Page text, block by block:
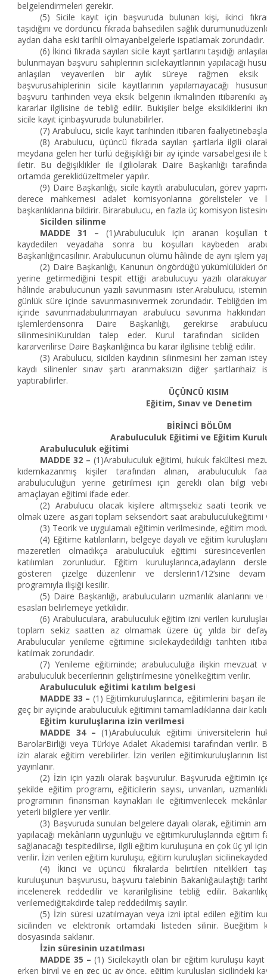
belgelendirmeleri gerekir.
(5) Sicile kayıt için başvuruda bulunan kişi, ikinci
taşıdığını ve dördüncü fıkrada bahsedilen sağlık
aydan daha eski tarihli olmayanbelgelerle ispatlamak zorundadır.
(6) İkinci fıkrada sayılan sicile kayıt şartlarını taşıdığı
bulunmayan başvuru sahiplerinin sicilekayıtlarının yapılacağı
anlaşılan veyaverilen bir aylık süreye rağmen eksik
başvurusahiplerinin sicile kayıtlarının yapılamayacağı
başvuru tarihinden veya eksik belgenin ikmalinden itibareniki
kararlar ilgilisine de tebliğ edilir. Bukişiler belge eksikliklerini
sicile kayıt içinbaşvuruda bulunabilirler.
(7) Arabulucu, sicile kayıt tarihinden itibaren
(8) Arabulucu, üçüncü fıkrada sayılan şartlarla ilgili
meydana gelen her türlü değişikliği bir ay içinde varsabelgesi ile
iletir. Bu değişiklikler ile ilgiliolarak Daire Başkanlığı
ortamda gereklidüzeltmeler yapılır.
(9) Daire Başkanlığı, sicile kayıtlı arabulucuları, görev
derece mahkemesi adalet komisyonlarına görelisteler ve
başkanlıklarına bildirir. Birarabulucu, en fazla üç komisyon
Sicilden silinme
MADDE 31 – (1)Arabuluculuk için aranan koşulları
kaydedilen veyadaha sonra bu koşulları kaybeden
Başkanlığıncasilinir. Arabulucunun ölümü hâlinde de aynı işlem
(2) Daire Başkanlığı, Kanunun öngördüğü yükümlülükleri
yerine getirmediğini tespit ettiği arabulucuyu yazılı
hâlinde arabulucunun yazılı savunmasını ister.Arabulucu,
günlük süre içinde savunmasınıvermek zorundadır. Tebliğden
içinde savunmadabulunmayan arabulucu savunma
işlemlerdensonra Daire Başkanlığı, gerekirse
silinmesiniKuruldan talep eder. Kurul tarafından
kararverilirse Daire Başkanlığınca bu karar ilgilisine tebliğ edilir.
(3) Arabulucu, sicilden kaydının silinmesini her zaman
kaydı silinenler sınav şartı aranmaksızın diğer şartlarıhaiz
yaptırabilirler.
ÜÇÜNCÜ KISIM
Eğitim, Sınav ve Denetim
BİRİNCİ BÖLÜM
Arabuluculuk Eğitimi ve Eğitim
Arabuluculuk eğitimi
MADDE 32 – (1)Arabuluculuk eğitimi, hukuk fakültesi
kıdemkazanmış kişiler tarafından alınan, arabuluculuk
arabuluculuğun yerine getirilmesi için gerekli olan bilgi
amaçlayan eğitimi ifade eder.
(2) Arabulucu olacak kişilere altmışsekiz saati teorik ve
olmak üzere asgari toplam seksendört saat arabuluculukeğitimi
(3) Teorik ve uygulamalı eğitimin verilmesinde, eğitim
(4) Eğitime katılanların, belgeye dayalı ve eğitim
mazeretleri olmadıkça arabuluculuk eğitimi
katılımları zorunludur. Eğitim kuruluşlarınca,adayların
gösteren çizelge düzenlenir ve derslerin1/12’sine
programıyla ilişiği kesilir.
(5) Daire Başkanlığı, arabulucuların uzmanlık alanlarını
esasları belirlemeye yetkilidir.
(6) Arabuluculara, arabuluculuk eğitim izni verilen
toplam sekiz saatten az olmamak üzere üç yılda bir
Arabulucular yenileme eğitimine sicilekaydedildiği tarihten
katılmak zorundadır.
(7) Yenileme eğitiminde; arabuluculuğa ilişkin mevzuat
arabuluculuk becerilerinin geliştirilmesine yönelikeğitim verilir.
Arabuluculuk eğitimi katılım belgesi
MADDE 33 – (1) Eğitimkuruluşlarınca, eğitimlerini başarı
geç bir ayiçinde arabuluculuk eğitimini tamamladıklarına dair
Eğitim kuruluşlarına izin verilmesi
MADDE 34 – (1)Arabuluculuk eğitimi üniversitelerin
BarolarBirliği veya Türkiye Adalet Akademisi tarafından verilir.
izin alarak eğitim verebilirler. İzin verilen eğitimkuruluşlarının
yayınlanır.
(2) İzin için yazılı olarak başvurulur. Başvuruda eğitimin
şekilde eğitim programı, eğiticilerin sayısı, unvanları,
programının finansman kaynakları ile eğitimverilecek
yeterli bilgilere yer verilir.
(3) Başvuruda sunulan belgelere dayalı olarak, eğitimin
yapılacağı mekânların uygunluğu ve eğitimkuruluşlarında eğitim
sağlanacağı tespitedilirse, ilgili eğitim kuruluşuna en çok üç yıl
verilir. İzin verilen eğitim kuruluşu, eğitim kuruluşları
(4) İkinci ve üçüncü fıkralarda belirtilen nitelikleri
kuruluşunun başvurusu, başvuru talebinin Bakanlığaulaştığı
incelenerek reddedilir ve kararilgilisine tebliğ edilir.
verilemediğitakdirde talep reddedilmiş sayılır.
(5) İzin süresi uzatılmayan veya izni iptal edilen eğitim
sicilinden ve elektronik ortamdaki listeden silinir. Bueğitim
dosyasında saklanır.
İzin süresinin uzatılması
MADDE 35 – (1) Sicilekayıtlı olan bir eğitim kuruluşu
erken biryıl ve en geç üç ay önce, eğitim kuruluşları sicilindeki